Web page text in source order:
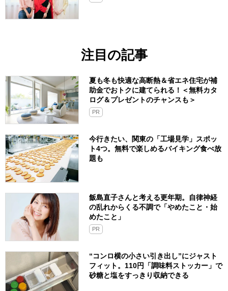
注目の記事
夏も冬も快適な高断熱＆省エネ住宅が補
助金でおトクに建てられる！＜無料カタ
ログ＆プレゼントのチャンスも＞
PR
今行きたい、関東の「工場見学」スポッ
ト4つ。無料で楽しめるバイキング食べ放
題も
飯島直子さんと考える更年期。自律神経
の乱れからくる不調で「やめたこと・始
めたこと」
PR
“コンロ横の小さい引き出し”にジャスト
フィット。110円「調味料ストッカー」で
砂糖と塩をすっきり収納できる